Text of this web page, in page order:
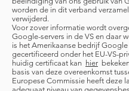
worden de in dit verband
verwijderd.
Voor zover informatie wordt
Google-servers in de VS en daar
is het Amerikaanse bedrijf Google
gecertificeerd onder het EU-VS-
huidig certificaat kan hier
basis van deze overeenkomst
Europese Commissie heeft deze